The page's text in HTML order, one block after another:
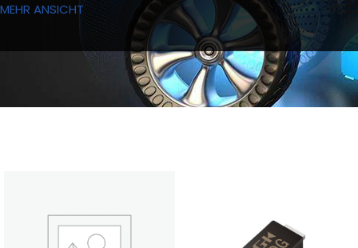
MEHR ANSICHT